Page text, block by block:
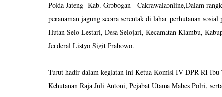
Polda Jateng- Kab. Grobogan - Cakrawalaonline,Dalam
penanaman jagung secara serentak di lahan perhutanan
Hutan Selo Lestari, Desa Selojari, Kecamatan Klambu,
Jenderal Listyo Sigit Prabowo.
Turut hadir dalam kegiatan ini Ketua Komisi IV DPR RI
Kehutanan Raja Juli Antoni, Pejabat Utama Mabes Polri,